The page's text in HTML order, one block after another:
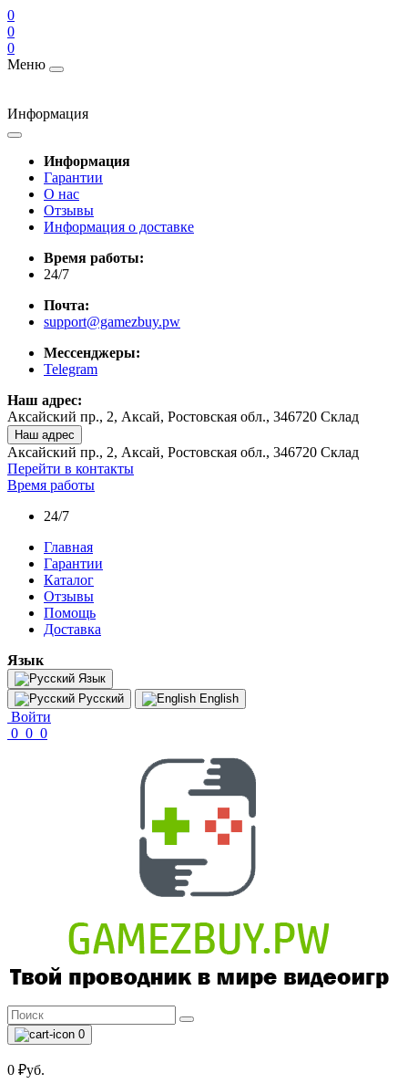
0
0
0
Меню
Информация
Информация
Гарантии
О нас
Отзывы
Информация о доставке
Время работы:
24/7
Почта:
support@gamezbuy.pw
Мессенджеры:
Telegram
Наш адрес:
Аксайский пр., 2, Аксай, Ростовская обл., 346720 Склад
Наш адрес
Аксайский пр., 2, Аксай, Ростовская обл., 346720 Склад
Перейти в контакты
Время работы
24/7
Главная
Гарантии
Каталог
Отзывы
Помощь
Доставка
Язык
Язык
Русский
English
Войти
0 0 0
0
0 ₽уб.